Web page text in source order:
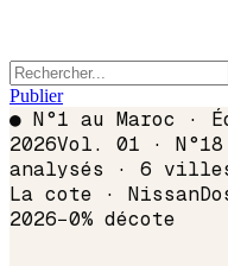
Publier
● N°1 au Maroc ·
2026Vol. 01 ·
analysés · 6
La cote · Nissan
2026−0% décote